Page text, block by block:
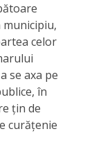
celor
se axa pe
în
ţin de
curăţenie